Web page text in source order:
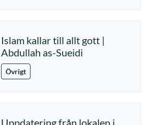
Islam kallar till allt gott |
Abdullah as-Sueidi
Övrigt
Uppdatering från lokalen i